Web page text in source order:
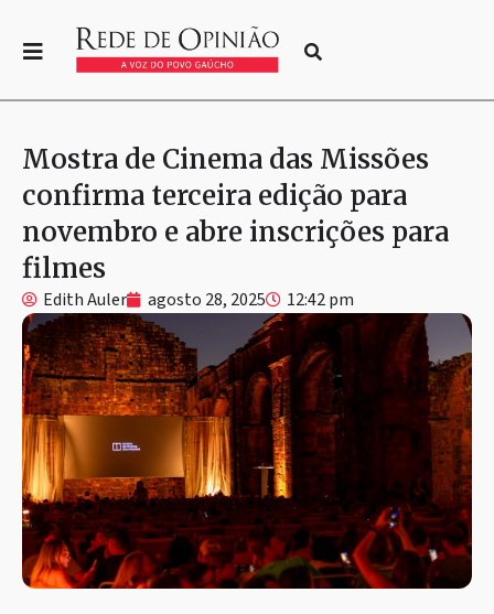
Mostra de Cinema das Missões
confirma terceira edição para
novembro e abre inscrições para
filmes
Edith Auler agosto 28, 2025 12:42 pm